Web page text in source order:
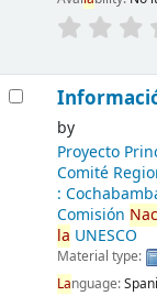
by
Proyecto
Comité
:
Comisión
la UNESCO
Material type:
Language: